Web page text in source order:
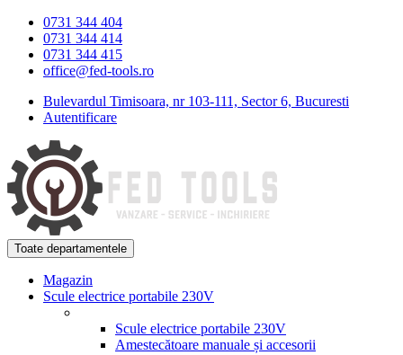
Skip
navigation
Skip
content
0731 344 404
0731 344 414
0731 344 415
office@fed-tools.ro
Bulevardul Timisoara, nr 103-111, Sector 6, Bucuresti
Autentificare
Toate departamentele
Magazin
Scule electrice portabile 230V
Scule electrice portabile 230V
Amestecătoare manuale și accesorii